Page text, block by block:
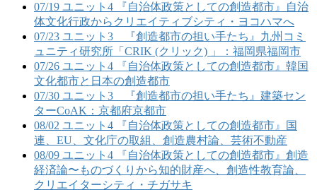
07/19 ユニット4 『自治体政策としての創造都市』自治
体文化行政からクリエイティブシティ・ヨコハマへ
07/23 ユニット3 『創造都市の担い手たち』九州コミ
ュニティ研究所「CRIK (クリック) 」：福岡県福岡市
07/26 ユニット4 『自治体政策としての創造都市』韓国
文化都市と日本の創造都市
07/30 ユニット3 『創造都市の担い手たち』建築セン
ターCoAK：京都府京都市
08/02 ユニット4 『自治体政策としての創造都市』国
連、EU、文化庁の取組、創造農村論、芸術不動産
08/09 ユニット4 『自治体政策としての創造都市』創造
経済論〜ものづくりから知的財産へ、創造性教育論、
クリエイターシティ・チガサキ